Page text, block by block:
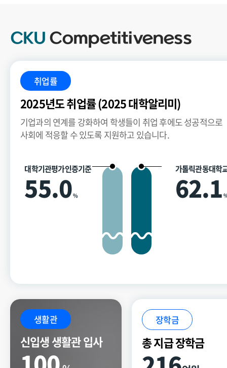
CKU Competitiveness
취업률
2025년도 취업률 (2025 대학알리미)
기업과의 연계를 강화하여 학생들이 취업 후에도 성공적으로
사회에 적응할 수 있도록 지원하고 있습니다.
대학기관평가인증기준
55.0%
가톨릭관동대학
62.1
생활관
신입생 생활관 입사
장학금
총 지급 장학금